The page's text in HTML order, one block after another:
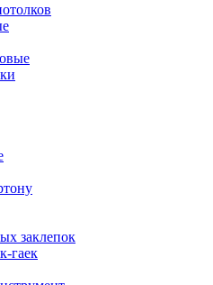
заклепок
гаек